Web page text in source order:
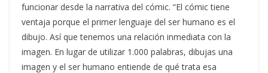
funcionar desde la narrativa del cómic. “El cómic tiene
ventaja porque el primer lenguaje del ser humano es el
dibujo. Así que tenemos una relación inmediata con la
imagen. En lugar de utilizar 1.000 palabras, dibujas una
imagen y el ser humano entiende de qué trata esa